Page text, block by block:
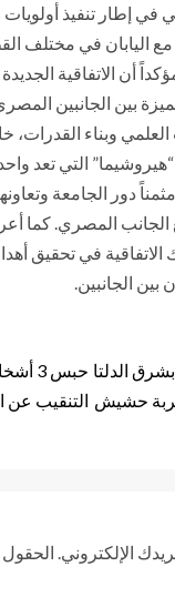
في إطار تنفيذ
مع اليابان في مختلف
أن الاتفاقية
بين الجانبين
وبناء القدرات،
التي تعد
مثمناً دور الجامعة
الجانب المصري. كما
في تحقيق
بين الجانبين.
الدلتا
ترويج 100 طربة حشيش التنقيب عن
الإلكتروني. الحقول